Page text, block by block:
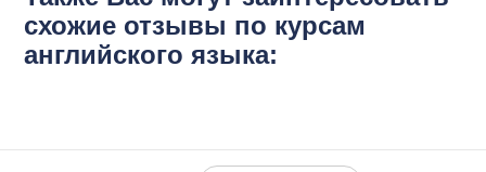
схожие отзывы по курсам
английского языка: